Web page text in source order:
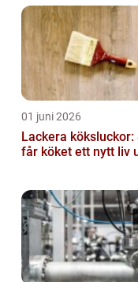
01 juni 2026
Lackera köksluckor:
får köket ett nytt liv